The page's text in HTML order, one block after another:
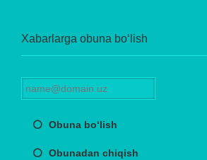
Xabarlarga obuna bo‘lish
Obuna bo‘lish
Obunadan chiqish